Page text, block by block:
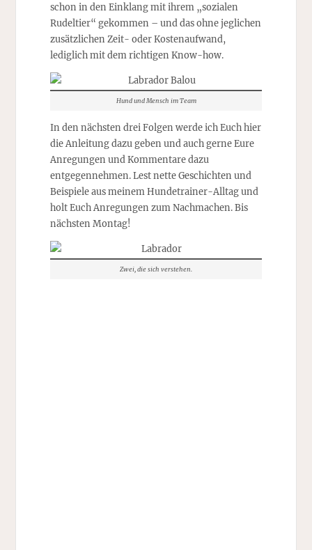
schon in den Einklang mit ihrem „sozialen
Rudeltier“ gekommen – und das ohne jeglichen
zusätzlichen Zeit- oder Kostenaufwand,
lediglich mit dem richtigen Know-how.
Hund und Mensch im Team
In den nächsten drei Folgen werde ich Euch hier
die Anleitung dazu geben und auch gerne Eure
Anregungen und Kommentare dazu
entgegennehmen. Lest nette Geschichten und
Beispiele aus meinem Hundetrainer-Alltag und
holt Euch Anregungen zum Nachmachen. Bis
nächsten Montag!
Zwei, die sich verstehen.